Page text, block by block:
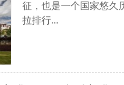
征，也是一个国家悠久
拉排行...